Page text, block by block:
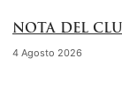
NOTA DEL
4 Agosto 2026